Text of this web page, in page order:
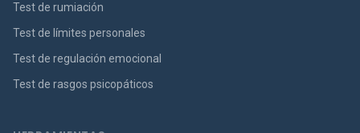
Test de rumiación
Test de límites personales
Test de regulación emocional
Test de rasgos psicopáticos